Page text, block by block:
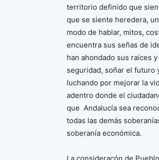
territorio definido que
que se siente heredera,
modo de hablar, mitos,
encuentra sus señas de
han ahondado sus raíces
seguridad, soñar el futuro
luchando por mejorar la
adentro donde el
que Andalucía sea
todas las demás
soberanía económica.